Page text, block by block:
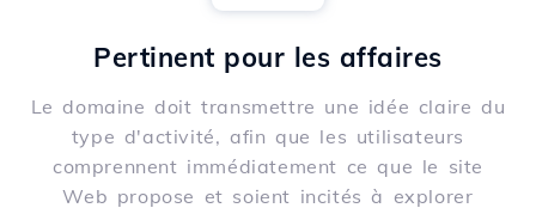
Pertinent pour les affaires
Le domaine doit transmettre une idée claire du
type d'activité, afin que les utilisateurs
comprennent immédiatement ce que le site
Web propose et soient incités à explorer